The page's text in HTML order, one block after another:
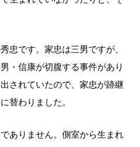
忠です。家忠は三男ですが、
・信康が切腹する事件があり
されていたので、家忠が跡継
替わりました。
ありません。側室から生まれ